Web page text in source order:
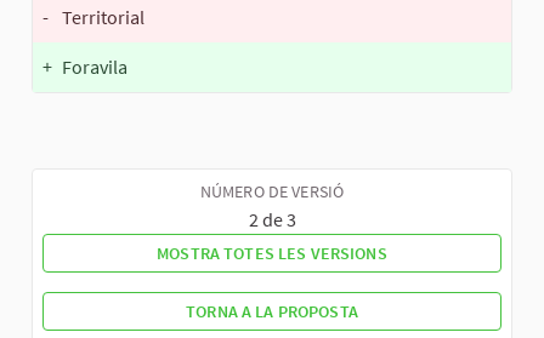
- Territorial
+ Foravila
NÚMERO DE VERSIÓ
2 de 3
MOSTRA TOTES LES VERSIONS
TORNA A LA PROPOSTA